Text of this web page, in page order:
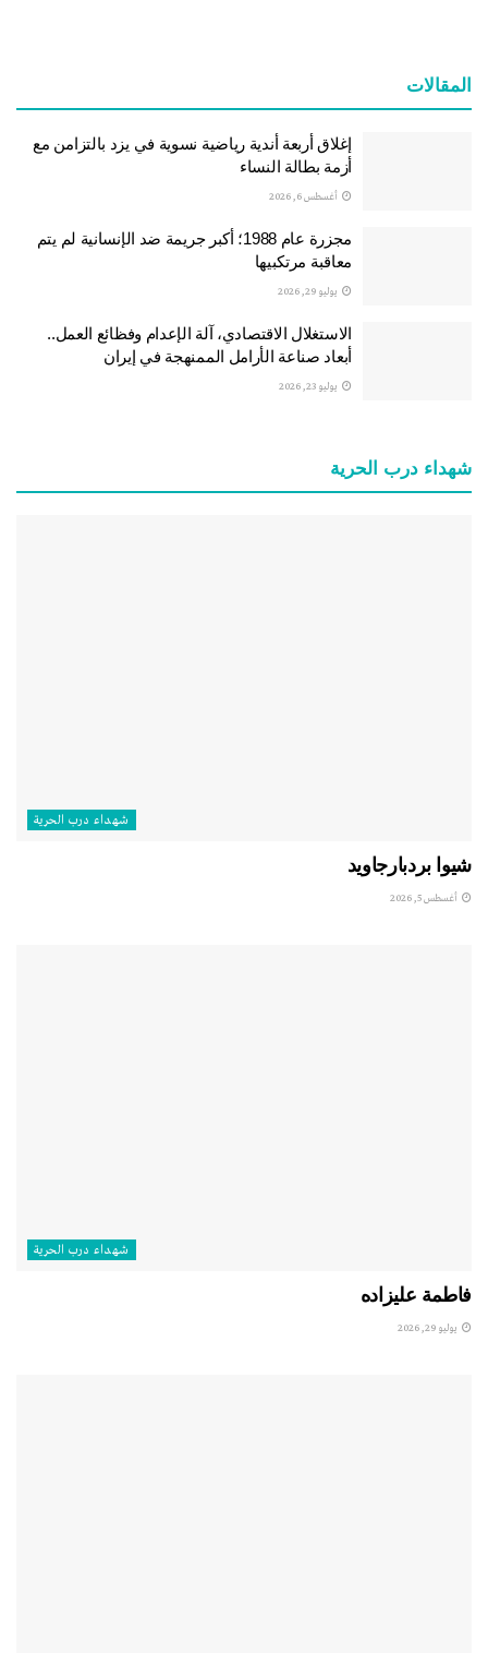
المقالات
إغلاق أربعة أندية رياضية نسوية في يزد بالتزامن مع
أزمة بطالة النساء
أغسطس 6, 2026
مجزرة عام 1988؛ أكبر جريمة ضد الإنسانية لم يتم
معاقبة مرتكبيها
يوليو 29, 2026
الاستغلال الاقتصادي، آلة الإعدام وفظائع العمل..
أبعاد صناعة الأرامل الممنهجة في إيران
يوليو 23, 2026
شهداء درب الحرية
شهداء درب الحرية
شيوا بردبارجاويد
أغسطس 5, 2026
شهداء درب الحرية
فاطمة عليزاده
يوليو 29, 2026